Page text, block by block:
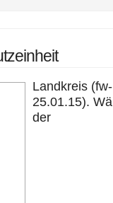
Landkreis (fw-
25.01.15).
der